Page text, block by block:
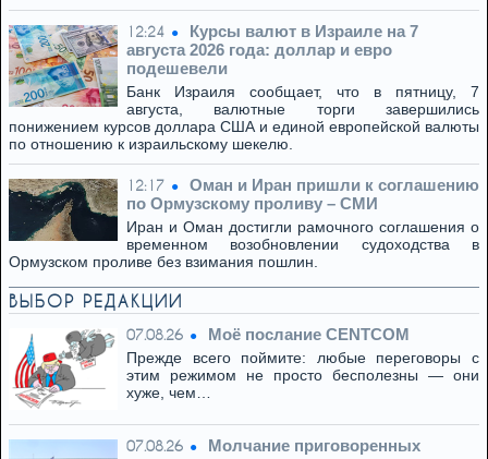
12:24
Курсы валют в Израиле на 7
августа 2026 года: доллар и евро
подешевели
Банк Израиля сообщает, что в пятницу, 7
августа, валютные торги завершились
понижением курсов доллара США и единой европейской валюты
по отношению к израильскому шекелю.
12:17
Оман и Иран пришли к соглашению
по Ормузскому проливу – СМИ
Иран и Оман достигли рамочного соглашения о
временном возобновлении судоходства в
Ормузском проливе без взимания пошлин.
ВЫБОР РЕДАКЦИИ
07.08.26 Моё послание CENTCOM
Прежде всего поймите: любые переговоры с
этим режимом не просто бесполезны — они
хуже, чем…
07.08.26 Молчание приговоренных